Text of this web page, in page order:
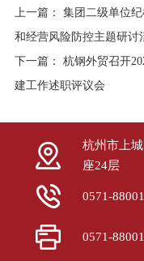
上一篇： 集团二级单位
和经营风险防控主题研讨
下一篇： 杭钢外贸召开
建工作述职评议会
杭州市上
座24层
0571-
0571-